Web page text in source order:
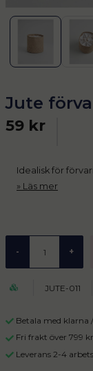
Jute
59 kr
Idealisk för
Läs mer
- +
JUTE-011
Betala med klarna
Fri frakt över 799
Leverans 2-4